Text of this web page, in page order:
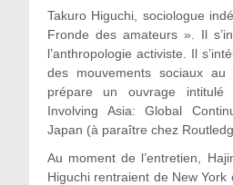
Takuro Higuchi, sociologue
Fronde des amateurs ». Il
l’anthropologie activiste. Il
des mouvements sociaux
prépare un ouvrage intitulé
Involving Asia: Global
Japan (à paraître chez
Au moment de l’entretien,
Higuchi rentraient de New